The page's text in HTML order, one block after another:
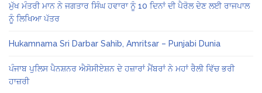
ਮੁੱਖ ਮੰਤਰੀ ਮਾਨ ਨੇ ਜਗਤਾਰ ਸਿੰਘ ਹਵਾਰਾ ਨੂੰ 10 ਦਿਨਾਂ ਦੀ ਪੈਰੋਲ ਦੇਣ ਲਈ ਰਾਜਪਾਲ
ਨੂੰ ਲਿਖਿਆ ਪੱਤਰ
Hukamnama Sri Darbar Sahib, Amritsar – Punjabi Dunia
ਪੰਜਾਬ ਪੁਲਿਸ ਪੈਨਸ਼ਨਰ ਐਸੋਸੀਏਸ਼ਨ ਦੇ ਹਜ਼ਾਰਾਂ ਮੈਂਬਰਾਂ ਨੇ ਮਹਾਂ ਰੈਲੀ ਵਿੱਚ ਭਰੀ
ਹਾਜ਼ਰੀ